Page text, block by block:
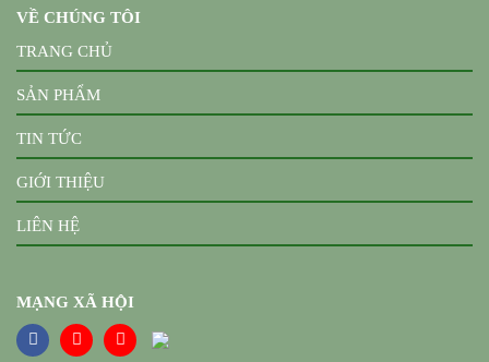
VỀ CHÚNG TÔI
TRANG CHỦ
SẢN PHẨM
TIN TỨC
GIỚI THIỆU
LIÊN HỆ
MẠNG XÃ HỘI